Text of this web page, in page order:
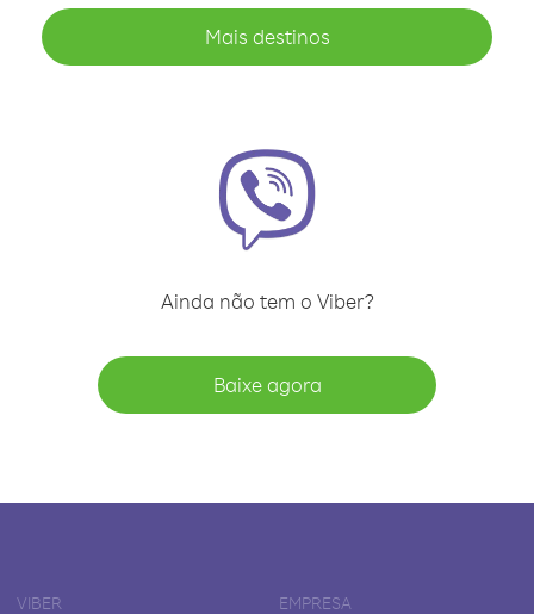
Mais destinos
Ainda não tem o Viber?
Baixe agora
VIBER EMPRESA